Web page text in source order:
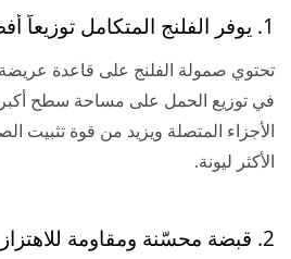
1. يوفر الفلنج المتكامل توزيعاً أفضل للحمل
تحتوي صمولة الفلنج على قاعدة
في توزيع الحمل على مساحة سطح
الأجزاء المتصلة ويزيد من قوة تثبيت
الأكثر ليونة.
2. قبضة محسّنة ومقاومة للاهتزاز